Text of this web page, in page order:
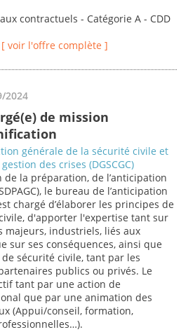
contractuels - Catégorie A - CDD
[ voir l'offre complète ]
2024
de mission
générale de la sécurité civile et
des crises (DGSCGC)
la préparation, de l’anticipation
le bureau de l’anticipation
chargé d’élaborer les principes de
d'apporter l'expertise tant sur
industriels, liés aux
sur ses conséquences, ainsi que
sécurité civile, tant par les
publics ou privés. Le
tant par une action de
que par une animation des
(Appui/conseil, formation,